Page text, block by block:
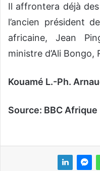
Il affrontera déjà
l’ancien président
africaine, Jean
ministre d’Ali
Kouamé L.-Ph.
Source: BBC Afrique